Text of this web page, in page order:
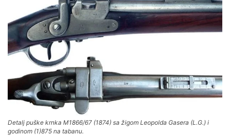
Detalj puške krnka M1866/67 (1874) sa žigom Leopolda Gasera (L.G.) i
godinom (1)875 na tabanu.